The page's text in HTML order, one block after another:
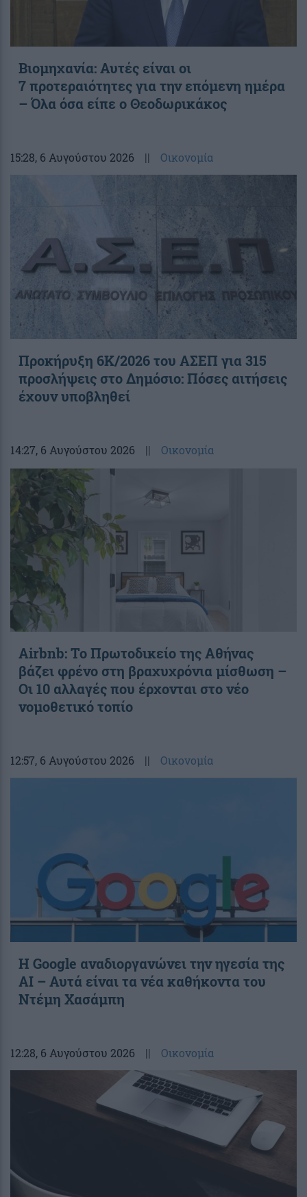
Βιομηχανία: Αυτές είναι οι
7 προτεραιότητες για την επόμενη ημέρα
– Όλα όσα είπε ο Θεοδωρικάκος
15:28, 6 Αυγούστου 2026 || Οικονομία
Προκήρυξη 6Κ/2026 του ΑΣΕΠ για 315
προσλήψεις στο Δημόσιο: Πόσες αιτήσεις
έχουν υποβληθεί
14:27, 6 Αυγούστου 2026 || Οικονομία
Airbnb: Το Πρωτοδικείο της Αθήνας
βάζει φρένο στη βραχυχρόνια μίσθωση –
Οι 10 αλλαγές που έρχονται στο νέο
νομοθετικό τοπίο
12:57, 6 Αυγούστου 2026 || Οικονομία
Η Google αναδιοργανώνει την ηγεσία της
AI – Αυτά είναι τα νέα καθήκοντα του
Ντέμη Χασάμπη
12:28, 6 Αυγούστου 2026 || Οικονομία